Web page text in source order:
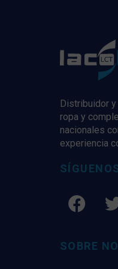
Distribuidor
ropa y
nacionales
experiencia
SOBRE